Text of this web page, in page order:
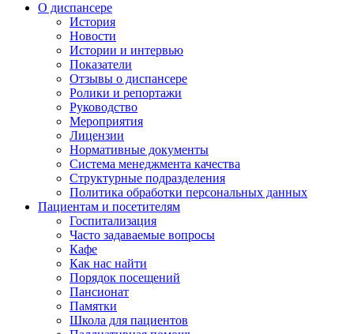
О диспансере
История
Новости
Истории и интервью
Показатели
Отзывы о диспансере
Ролики и репортажи
Руководство
Мероприятия
Лицензии
Нормативные документы
Система менеджмента качества
Структурные подразделения
Политика обработки персональных данных
Пациентам и посетителям
Госпитализация
Часто задаваемые вопросы
Кафе
Как нас найти
Порядок посещений
Пансионат
Памятки
Школа для пациентов